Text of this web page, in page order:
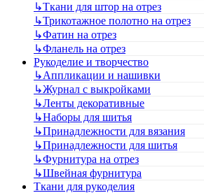
↳Ткани для штор на отрез
↳Трикотажное полотно на отрез
↳Фатин на отрез
↳Фланель на отрез
Рукоделие и творчество
↳Аппликации и нашивки
↳Журнал с выкройками
↳Ленты декоративные
↳Наборы для шитья
↳Принадлежности для вязания
↳Принадлежности для шитья
↳Фурнитура на отрез
↳Швейная фурнитура
Ткани для рукоделия